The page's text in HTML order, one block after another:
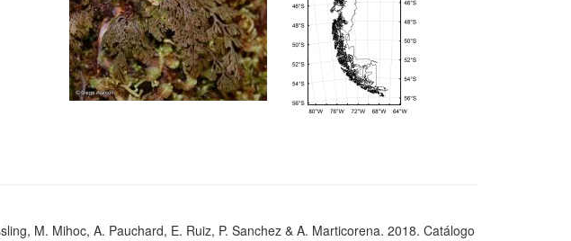
M. Mihoc, A. Pauchard, E. Ruiz, P. Sanchez & A. Marticorena. 2018. Catálogo